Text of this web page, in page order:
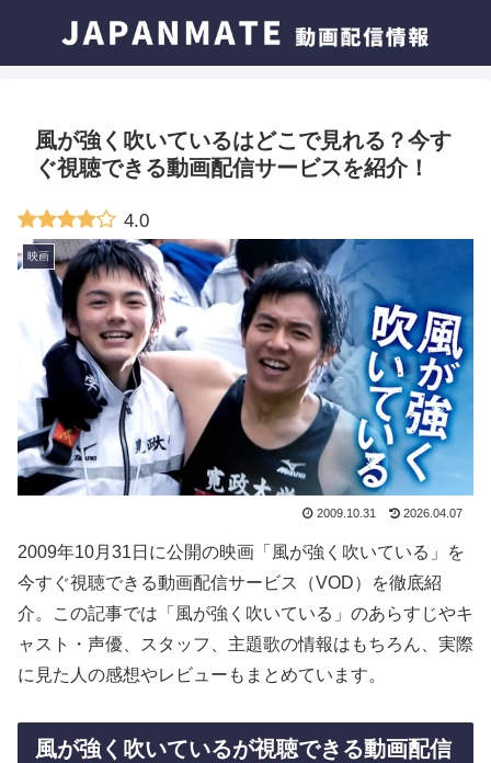
風が強く吹いているはどこで見れる？今す
ぐ視聴できる動画配信サービスを紹介！
4.0
映画
2009.10.31 2026.04.07
2009年10月31日に公開の映画「風が強く吹いている」を
今すぐ視聴できる動画配信サービス（VOD）を徹底紹
介。この記事では「風が強く吹いている」のあらすじやキ
ャスト・声優、スタッフ、主題歌の情報はもちろん、実際
に見た人の感想やレビューもまとめています。
風が強く吹いているが視聴できる動画配信